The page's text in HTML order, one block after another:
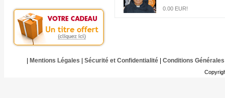
0.00 EUR!
Mentions Légales Sécurité et Confidentialité| Conditions Générales